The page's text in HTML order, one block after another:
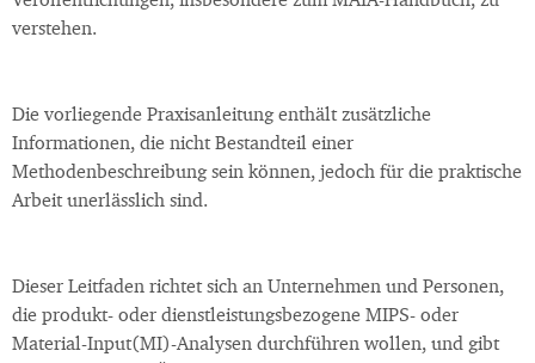
verstehen.
Die vorliegende Praxisanleitung enthält zusätzliche
Informationen, die nicht Bestandteil einer
Methodenbeschreibung sein können, jedoch für die praktische
Arbeit unerlässlich sind.
Dieser Leitfaden richtet sich an Unternehmen und Personen,
die produkt- oder dienstleistungsbezogene MIPS- oder
Material-Input(MI)-Analysen durchführen wollen, und gibt